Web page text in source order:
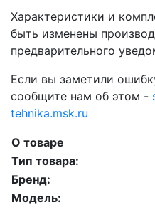
Характеристики и
быть изменены
предварительного
Если вы заметили
сообщите нам об этом -
tehnika.msk.ru
О товаре
Тип товара:
Бренд:
Модель: